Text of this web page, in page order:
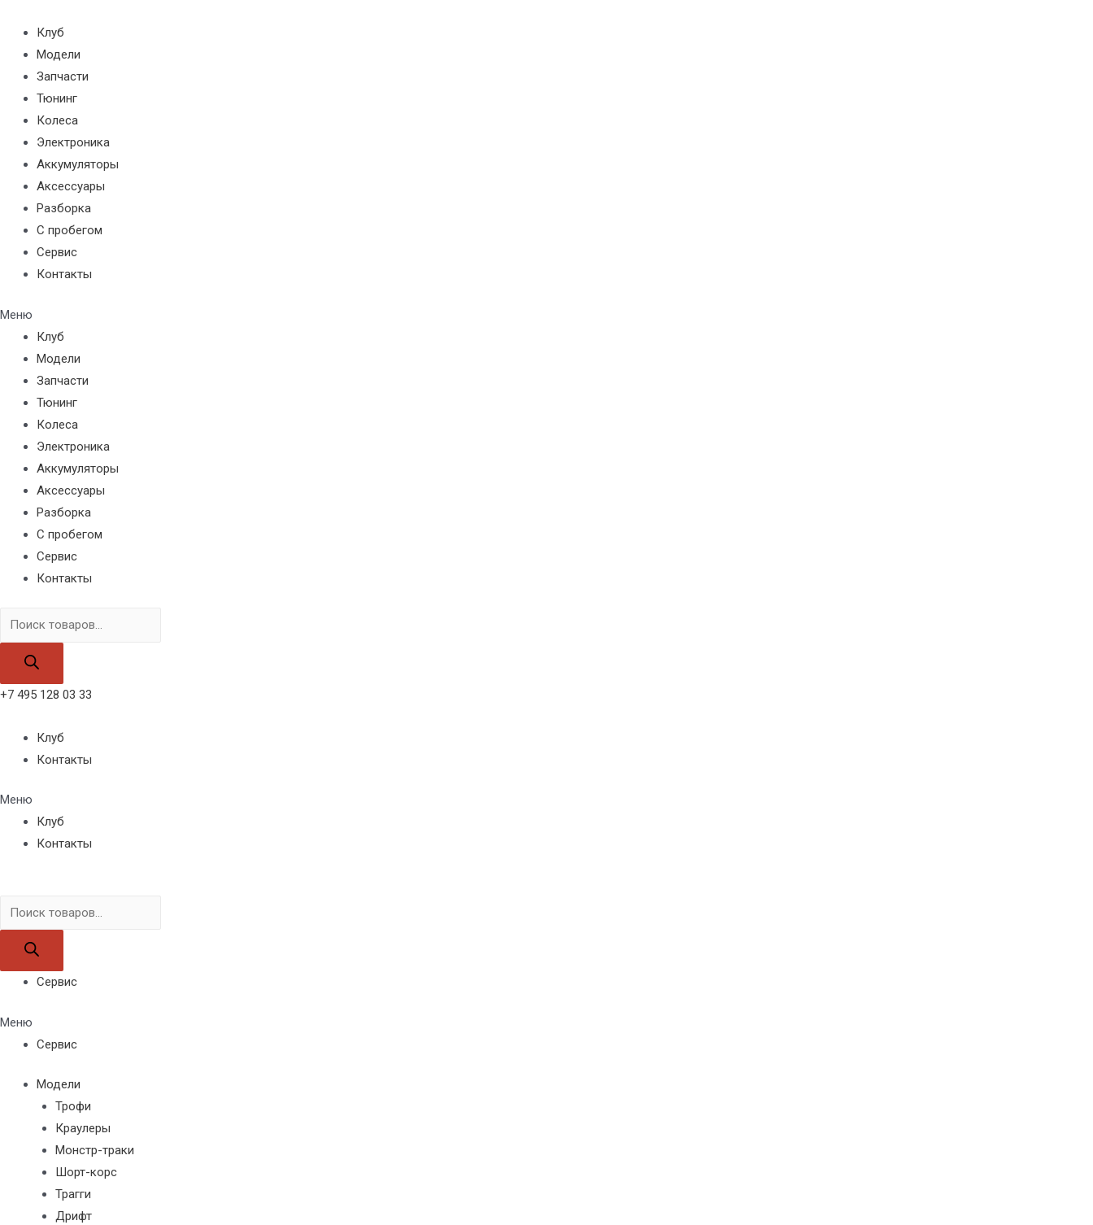
содержимому
Клуб
Модели
Запчасти
Тюнинг
Колеса
Электроника
Аккумуляторы
Аксессуары
Разборка
С пробегом
Сервис
Контакты
Меню
Клуб
Модели
Запчасти
Тюнинг
Колеса
Электроника
Аккумуляторы
Аксессуары
Разборка
С пробегом
Сервис
Контакты
Поиск
товаров
+7 495 128 03 33
Клуб
Контакты
Меню
Клуб
Контакты
Поиск
товаров
Сервис
Меню
Сервис
Модели
Трофи
Краулеры
Монстр-траки
Шорт-корс
Трагги
Дрифт